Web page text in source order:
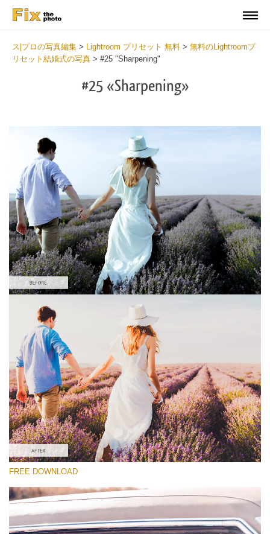
ス|プロの写真編集 > Lightroom プリセット 無料 > 無料のLightroomプ
リセット結婚式の写真 > #25 "Sharpening"
#25 «Sharpening»
選んでください
Free Wedding Preset #25
Cinematic Colors
(40 Lr Presets)
Must-Have Collection
(1432 Lr Presets)
Entire Collection
(2067 Lr Presets)
無料ダウンロード
FREE DOWNLOAD